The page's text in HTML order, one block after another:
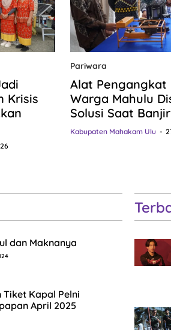
Krisis
Pariwara
Alat Pengangkat
Warga Mahulu
Solusi Saat Banjir
Kabupaten Mahakam Ulu
dan Maknanya
Kapal Pelni
April 2025